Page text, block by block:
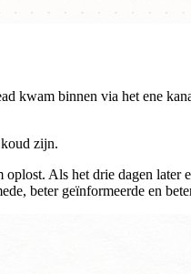
kwam binnen via het ene
zijn.
Als het drie dagen
beter geïnformeerde en